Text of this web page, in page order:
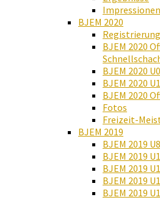
Impressionen
BJEM 2020
BJEM 2020
BJEM 2020
BJEM 2020
BJEM 2020
Fotos
Freizeit-
BJEM 2019
BJEM 2019
BJEM 2019
BJEM 2019
BJEM 2019
BJEM 2019